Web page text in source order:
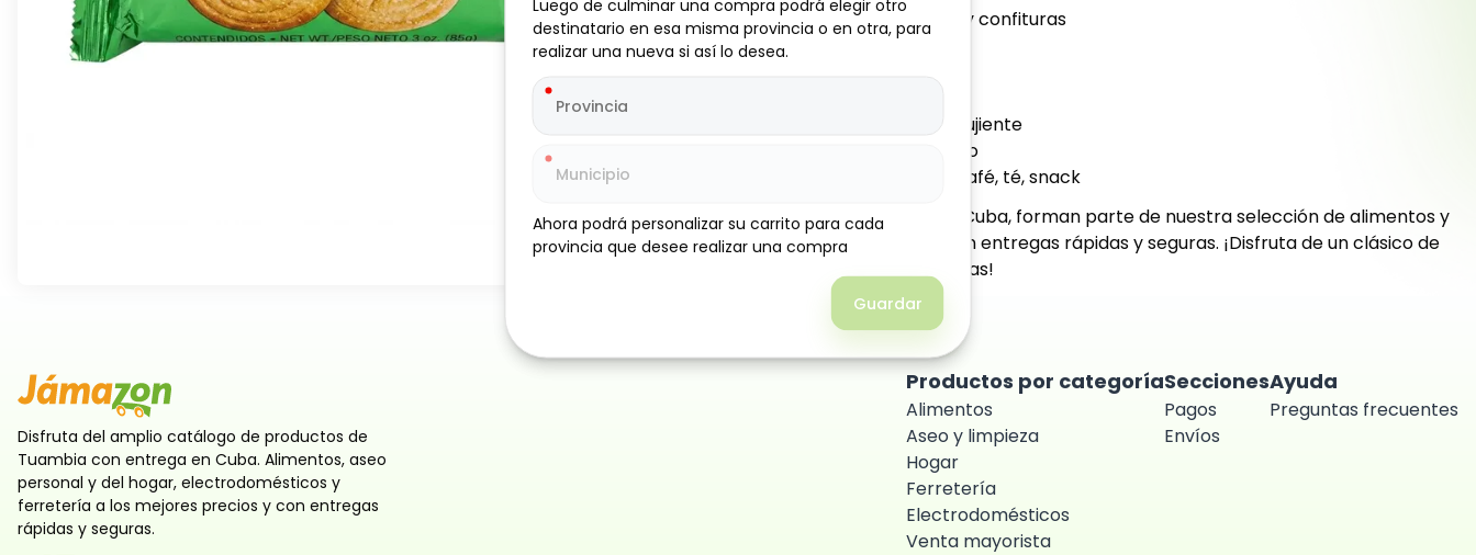
Categoría:Dulces y confituras
Goya
85 g
Ligera y crujiente
Caramelizado
Acompañar café, té, snack
Perfectas para envíos a Cuba, forman parte de nuestra selección de alimentos y
productos para Cuba, con entregas rápidas y seguras. ¡Disfruta de un clásico de
la repostería donde quieras!
Disfruta del amplio catálogo de productos de
Tuambia con entrega en Cuba. Alimentos, aseo
personal y del hogar, electrodomésticos y
ferretería a los mejores precios y con entregas
rápidas y seguras.
Productos por categoría
Alimentos
Aseo y limpieza
Hogar
Ferretería
Electrodomésticos
Venta mayorista
Secciones
Pagos
Envíos
Ayuda
Preguntas frecuentes
Luego de culminar una compra podrá elegir otro
destinatario en esa misma provincia o en otra, para
realizar una nueva si así lo desea.
Ahora podrá personalizar su carrito para cada
provincia que desee realizar una compra
Guardar
Luego de culminar una compra podrá elegir otro
destinatario en esa misma provincia o en otra, para
realizar una nueva si así lo desea.
Ahora podrá personalizar su carrito para cada
provincia que desee realizar una compra
Guardar